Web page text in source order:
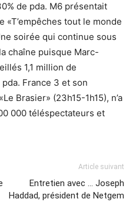
de pda. M6 présentait
«T’empêches tout le monde
soirée qui continue sous
chaîne puisque Marc-
1,1 million de
France 3 et son
Brasier» (23h15-1h15), n’a
000 téléspectateurs et
Article suivant
Entretien avec … Joseph
Haddad, président de Netgem